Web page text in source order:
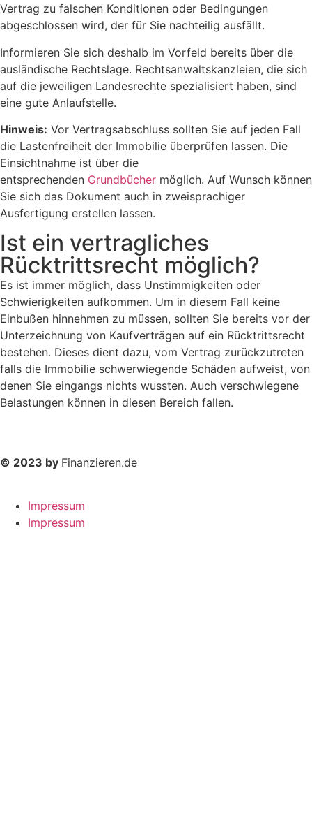
Vertrag zu falschen Konditionen oder Bedingungen
abgeschlossen wird, der für Sie nachteilig ausfällt.
Informieren Sie sich deshalb im Vorfeld bereits über die
ausländische Rechtslage. Rechtsanwaltskanzleien, die sich
auf die jeweiligen Landesrechte spezialisiert haben, sind
eine gute Anlaufstelle.
Hinweis: Vor Vertragsabschluss sollten Sie auf jeden Fall
die Lastenfreiheit der Immobilie überprüfen lassen. Die
Einsichtnahme ist über die
entsprechenden Grundbücher möglich. Auf Wunsch können
Sie sich das Dokument auch in zweisprachiger
Ausfertigung erstellen lassen.
Ist ein vertragliches
Rücktrittsrecht möglich?
Es ist immer möglich, dass Unstimmigkeiten oder
Schwierigkeiten aufkommen. Um in diesem Fall keine
Einbußen hinnehmen zu müssen, sollten Sie bereits vor der
Unterzeichnung von Kaufverträgen auf ein Rücktrittsrecht
bestehen. Dieses dient dazu, vom Vertrag zurückzutreten
falls die Immobilie schwerwiegende Schäden aufweist, von
denen Sie eingangs nichts wussten. Auch verschwiegene
Belastungen können in diesen Bereich fallen.
© 2023 by Finanzieren.de
Impressum
Impressum